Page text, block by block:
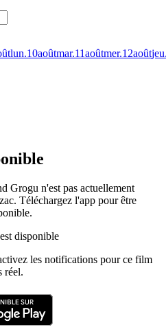
lun.10aoûtmar.11aoûtmer.12août
Grogu n'est pas actuellement
Téléchargez l'app pour être
disponible
les notifications pour ce film
réel.